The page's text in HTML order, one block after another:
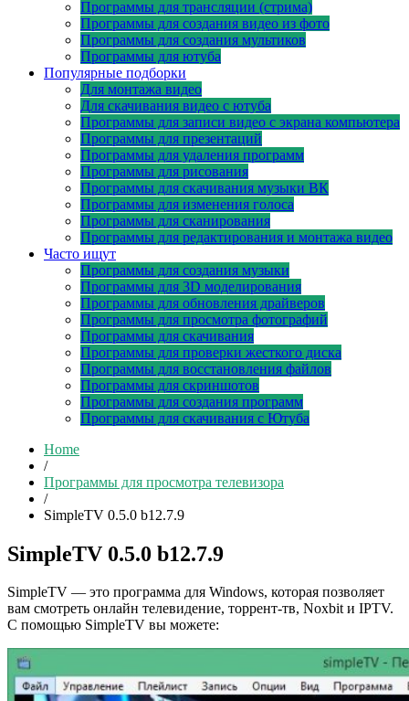
Программы для трансляции (стрима)
Программы для создания видео из фото
Программы для создания мультиков
Программы для ютуба
Популярные подборки
Для монтажа видео
Для скачивания видео с ютуба
Программы для записи видео с экрана компьютера
Программы для презентаций
Программы для удаления программ
Программы для рисования
Программы для скачивания музыки ВК
Программы для изменения голоса
Программы для сканирования
Программы для редактирования и монтажа видео
Часто ищут
Программы для создания музыки
Программы для 3D моделирования
Программы для обновления драйверов
Программы для просмотра фотографий
Программы для скачивания
Программы для проверки жесткого диска
Программы для восстановления файлов
Программы для скриншотов
Программы для создания программ
Программы для скачивания с Ютуба
Home
/
Программы для просмотра телевизора
/
SimpleTV 0.5.0 b12.7.9
SimpleTV 0.5.0 b12.7.9
SimpleTV — это программа для Windows, которая позволяет
вам смотреть онлайн телевидение, торрент-тв, Noxbit и IPTV.
С помощью SimpleTV вы можете: